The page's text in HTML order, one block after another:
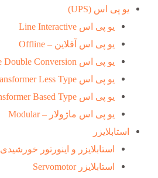
یو پی اس (UPS)
یو پی اس Line Interactive
یو پی اس آفلاین – Offline
یو پی اس Online Double Conversion
یو پی اس Transformer Less Type
یو پی اس Transformer Based Type
یو پی اس ماژولار – Modular
استابلایزر
استابلایزر و اینورتور خورشیدی
استابلایزر Servomotor